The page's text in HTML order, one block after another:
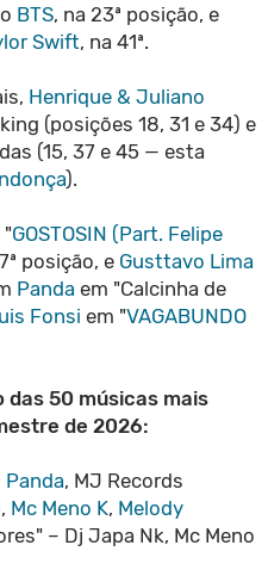
BTS, na 23ª posição, e
Swift, na 41ª.
Henrique & Juliano
(posições 18, 31 e 34) e
(15, 37 e 45 — esta
).
"GOSTOSIN (Part. Felipe
posição, e Gusttavo Lima
Panda em "Calcinha de
Fonsi em "VAGABUNDO
das 50 músicas mais
de 2026:
Panda, MJ Records
, Mc Meno K, Melody
– Dj Japa Nk, Mc Meno